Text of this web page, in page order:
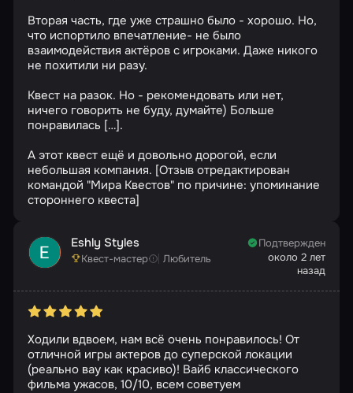
Вторая часть, где уже страшно было - хорошо. Но,
что испортило впечатление- не было
взаимодействия актёров с игроками. Даже никого
не похитили ни разу.
Квест на разок. Но - рекомендовать или нет,
ничего говорить не буду, думайте) Больше
понравилась […].
А этот квест ещё и довольно дорогой, если
небольшая компания. [Отзыв отредактирован
командой "Мира Квестов" по причине: упоминание
стороннего квеста]
Eshly Styles
Квест-мастер Любитель
Подтвержден
около 2 лет
назад
Ходили вдвоем, нам всё очень понравилось! От
отличной игры актеров до суперской локации
(реально вау как красиво)! Вайб классического
фильма ужасов, 10/10, всем советуем